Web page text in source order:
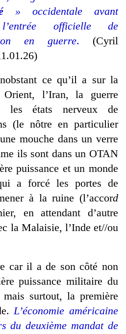
» occidentale avant
officielle de
en guerre. (Cyril
ce qu’il a sur la
l’Iran, la guerre
les états nerveux de
(le nôtre en particulier
mouche dans un verre
ils sont dans un OTAN
puissance et un monde
a forcé les portes de
à la ruine (l’accord
en attendant d’autre
la Malaisie, l’Inde et//ou
car il a de son côté non
puissance militaire du
surtout, la première
L’économie américaine
du deuxième mandat de